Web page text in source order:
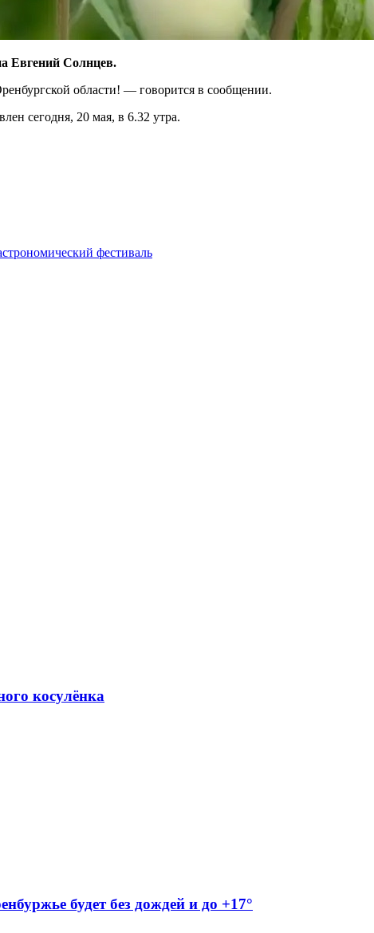
Евгений Солнцев.
области! — говорится в сообщении.
сегодня, 20 мая, в 6.32 утра.
фестиваль
косулёнка
будет без дождей и до +17°